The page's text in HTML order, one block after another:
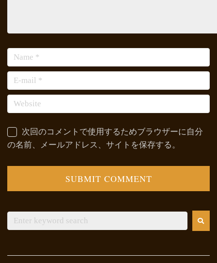
次回のコメントで使用するためブラウザーに自分
の名前、メールアドレス、サイトを保存する。